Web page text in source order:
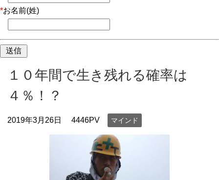
*お名前(姓)
１０年間で生き残れる確率は
４％！？
2019年3月26日 4446PV マインド